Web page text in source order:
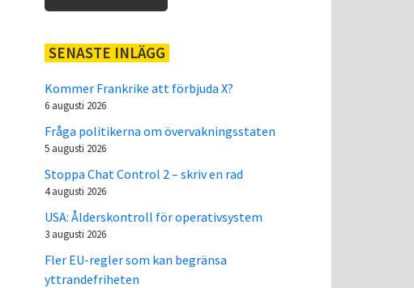
SENASTE INLÄGG
Kommer Frankrike att förbjuda X?
6 augusti 2026
Fråga politikerna om övervakningsstaten
5 augusti 2026
Stoppa Chat Control 2 – skriv en rad
4 augusti 2026
USA: Ålderskontroll för operativsystem
3 augusti 2026
Fler EU-regler som kan begränsa
yttrandefriheten